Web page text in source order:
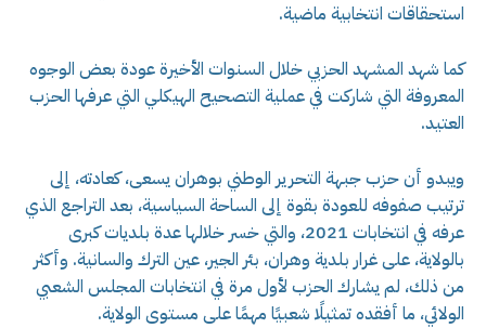
استحقاقات انتخابية ماضية.
كما شهد المشهد الحزبي خلال السنوات الأخيرة عودة بعض الوجوه
المعروفة التي شاركت في عملية التصحيح الهيكلي التي عرفها الحزب
العتيد.
ويبدو أن حزب جبهة التحرير الوطني بوهران يسعى، كعادته، إلى
ترتيب صفوفه للعودة بقوة إلى الساحة السياسية، بعد التراجع الذي
عرفه في انتخابات 2021، والتي خسر خلالها عدة بلديات كبرى
بالولاية، على غرار بلدية وهران، بئر الجير، عين الترك والسانية. وأكثر
من ذلك، لم يشارك الحزب لأول مرة في انتخابات المجلس الشعبي
الولائي، ما أفقده تمثيلًا شعبيًا مهمًا على مستوى الولاية.